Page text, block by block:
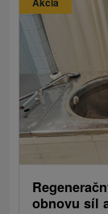
obnovu síl